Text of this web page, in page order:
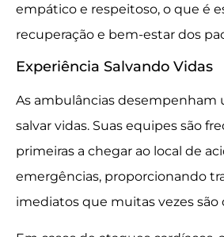
empático e respeitoso, o que é
recuperação e bem-estar dos
Experiência Salvando Vidas
As ambulâncias desempenham
salvar vidas. Suas equipes são
primeiras a chegar ao local de
emergências, proporcionando
imediatos que muitas vezes são